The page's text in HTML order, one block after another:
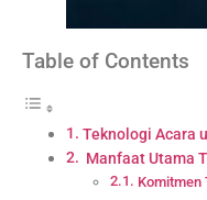
Table of Contents
Teknologi Acara
Manfaat Utama
Komitmen